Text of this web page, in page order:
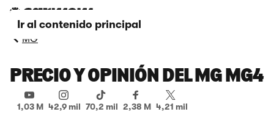
Ir al contenido principal
MG
PRECIO Y OPINIÓN DEL MG MG4
1,03 M 42,9 mil 70,2 mil 2,38 M 4,21 mil